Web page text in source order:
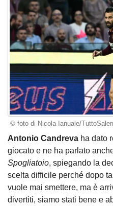
© foto di Nicola Ianuale/
Antonio Candreva ha dato
giocato e ne ha parlato
Spogliatoio, spiegando la
scelta difficile perché dopo
vuole mai smettere, ma è
divertiti, siamo stati bene e